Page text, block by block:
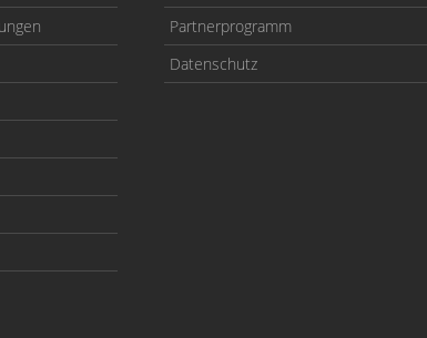
Partnerprogramm
Datenschutz